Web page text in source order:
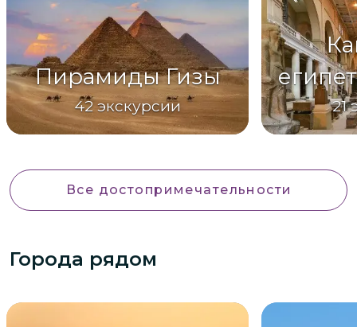
Пирамиды Гизы
42 экскурсии 21
Все достопримечательности
Города рядом